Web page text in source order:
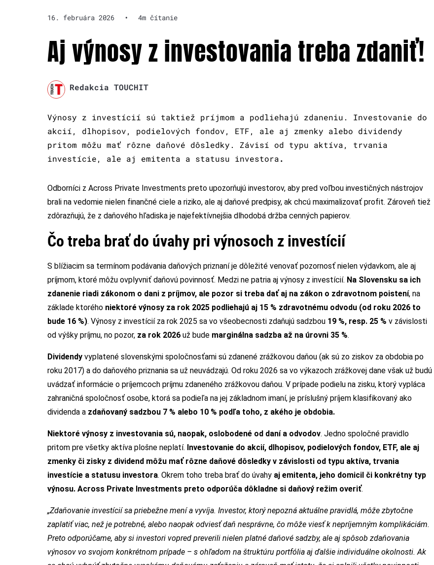
16. februára 2026 • 4m čítanie
Aj výnosy z investovania treba zdaniť!
Redakcia TOUCHIT
Výnosy z investícií sú taktiež príjmom a podliehajú zdaneniu. Investovanie do
akcií, dlhopisov, podielových fondov, ETF, ale aj zmenky alebo dividendy
pritom môžu mať rôzne daňové dôsledky. Závisí od typu aktíva, trvania
investície, ale aj emitenta a statusu investora.
Odborníci z Across Private Investments preto upozorňujú investorov, aby pred voľbou investičných nástrojov
brali na vedomie nielen finančné ciele a riziko, ale aj daňové predpisy, ak chcú maximalizovať profit. Zároveň tiež
zdôrazňujú, že z daňového hľadiska je najefektívnejšia dlhodobá držba cenných papierov.
Čo treba brať do úvahy pri výnosoch z investícií
S blížiacim sa termínom podávania daňových priznaní je dôležité venovať pozornosť nielen výdavkom, ale aj
príjmom, ktoré môžu ovplyvniť daňovú povinnosť. Medzi ne patria aj výnosy z investícií. Na Slovensku sa ich
zdanenie riadi zákonom o dani z príjmov, ale pozor si treba dať aj na zákon o zdravotnom poistení, na
základe ktorého niektoré výnosy za rok 2025 podliehajú aj 15 % zdravotnému odvodu (od roku 2026 to
bude 16 %). Výnosy z investícií za rok 2025 sa vo všeobecnosti zdaňujú sadzbou 19 %, resp. 25 % v závislosti
od výšky príjmu, no pozor, za rok 2026 už bude marginálna sadzba až na úrovni 35 %.
Dividendy vyplatené slovenskými spoločnosťami sú zdanené zrážkovou daňou (ak sú zo ziskov za obdobia po
roku 2017) a do daňového priznania sa už neuvádzajú. Od roku 2026 sa vo výkazoch zrážkovej dane však už budú
uvádzať informácie o príjemcoch príjmu zdaneného zrážkovou daňou. V prípade podielu na zisku, ktorý vypláca
zahraničná spoločnosť osobe, ktorá sa podieľa na jej základnom imaní, je príslušný príjem klasifikovaný ako
dividenda a zdaňovaný sadzbou 7 % alebo 10 % podľa toho, z akého je obdobia.
Niektoré výnosy z investovania sú, naopak, oslobodené od daní a odvodov. Jedno spoločné pravidlo
pritom pre všetky aktíva plošne neplatí. Investovanie do akcií, dlhopisov, podielových fondov, ETF, ale aj
zmenky či zisky z dividend môžu mať rôzne daňové dôsledky v závislosti od typu aktíva, trvania
investície a statusu investora. Okrem toho treba brať do úvahy aj emitenta, jeho domicil či konkrétny typ
výnosu. Across Private Investments preto odporúča dôkladne si daňový režim overiť.
„Zdaňovanie investícií sa priebežne mení a vyvíja. Investor, ktorý nepozná aktuálne pravidlá, môže zbytočne
zaplatiť viac, než je potrebné, alebo naopak odviesť daň nesprávne, čo môže viesť k nepríjemným komplikáciám.
Preto odporúčame, aby si investori vopred preverili nielen platné daňové sadzby, ale aj spôsob zdaňovania
výnosov vo svojom konkrétnom prípade – s ohľadom na štruktúru portfólia aj ďalšie individuálne okolnosti. Ak